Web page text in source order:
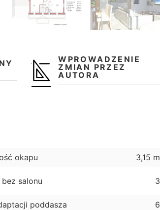
WPROWADZENIE
ZMIAN PRZEZ
AUTORA
okapu 3,15 m
salonu 3
poddasza 6